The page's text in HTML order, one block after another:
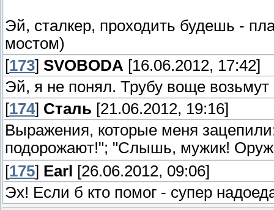
Эй, сталкер, проходить будешь -
мостом)
[173] SVOBODA [16.06.2012, 17:42]
Эй, я не понял. Трубу воще
[174] Сталь [21.06.2012, 19:16]
Выражения, которые меня
подорожают!"; "Слышь, мужик!
[175] Earl
[26.06.2012, 09:06]
Эх! Если б кто помог - супер